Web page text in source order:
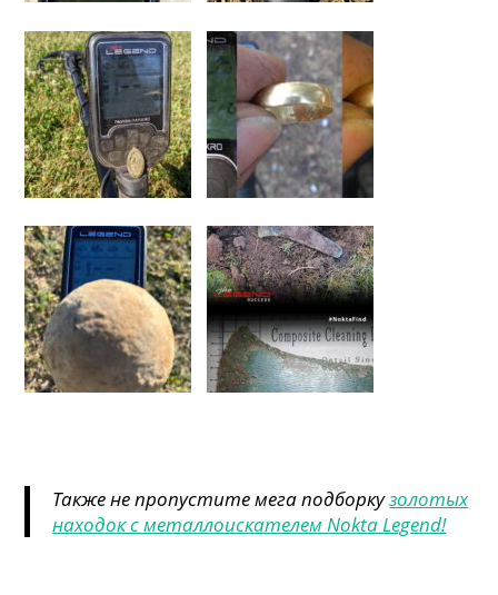
Также не пропустите мега подборкузолотых
находок с металлоискателем Nokta Legend!